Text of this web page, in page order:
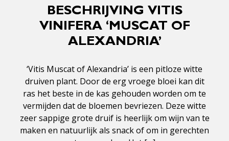
BESCHRIJVING VITIS
VINIFERA ‘MUSCAT OF
ALEXANDRIA’
‘Vitis Muscat of Alexandria’ is een pitloze witte
druiven plant. Door de erg vroege bloei kan dit
ras het beste in de kas gehouden worden om te
vermijden dat de bloemen bevriezen. Deze witte
zeer sappige grote druif is heerlijk om wijn van te
maken en natuurlijk als snack of om in gerechten